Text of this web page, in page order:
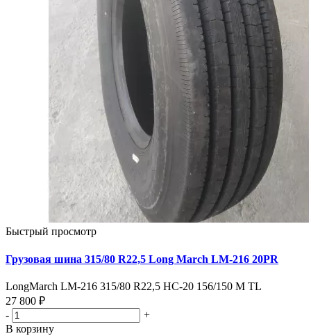
Быстрый просмотр
Грузовая шина 315/80 R22,5 Long March LM-216 20PR
LongMarch LM-216 315/80 R22,5 НС-20 156/150 M TL
27 800 ₽
-
+
В корзину